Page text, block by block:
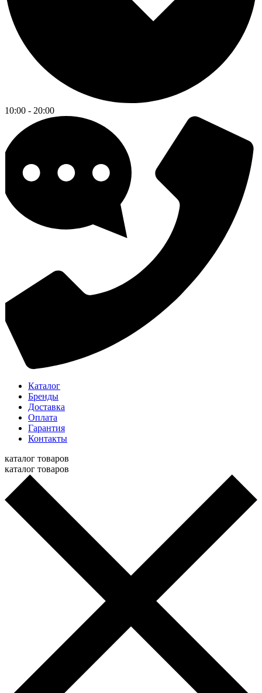
10:00 - 20:00
Каталог
Бренды
Доставка
Оплата
Гарантия
Контакты
каталог товаров
каталог товаров